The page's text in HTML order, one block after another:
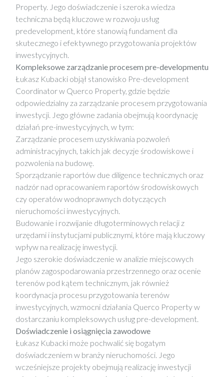
Property. Jego doświadczenie i szeroka wiedza
techniczna będą kluczowe w rozwoju usług
predevelopment, które stanowią fundament dla
skutecznego i efektywnego przygotowania projektów
inwestycyjnych.
Kompleksowe zarządzanie procesem pre-developmentu
Łukasz Kubacki objął stanowisko Pre-development
Coordinator w Querco Property, gdzie będzie
odpowiedzialny za zarządzanie procesem przygotowania
inwestycji. Jego główne zadania obejmują koordynację
działań pre-inwestycyjnych, w tym:
Zarządzanie procesem uzyskiwania pozwoleń
administracyjnych, takich jak decyzje środowiskowe i
pozwolenia na budowę.
Sporządzanie raportów due diligence technicznych oraz
nadzór nad opracowaniem raportów środowiskowych
czy operatów wodnoprawnych dotyczących
nieruchomości inwestycyjnych.
Budowanie i rozwijanie długoterminowych relacji z
urzędami i instytucjami publicznymi, które mają kluczowy
wpływ na realizację inwestycji.
Jego szerokie doświadczenie w analizie miejscowych
planów zagospodarowania przestrzennego oraz ocenie
terenów pod kątem technicznym, jak również
koordynacja procesu przygotowania terenów
inwestycyjnych, wzmocni działania Querco Property w
dostarczaniu kompleksowych usług pre-development.
Doświadczenie i osiągnięcia zawodowe
Łukasz Kubacki może pochwalić się bogatym
doświadczeniem w branży nieruchomości. Jego
wcześniejsze projekty obejmują realizację inwestycji